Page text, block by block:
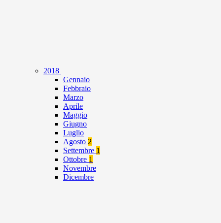
2018
Gennaio
Febbraio
Marzo
Aprile
Maggio
Giugno
Luglio
Agosto 2
Settembre 1
Ottobre 1
Novembre
Dicembre